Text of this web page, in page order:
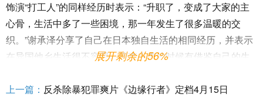
饰演“打工人”的同样经历时表示：“升职了，变成了大家的主
心骨，生活中多了一些困境，那一年发生了很多温暖的交
织。”谢承泽分享了自己在日本独自生活的相同经历，并表示
在异国他乡生活很不容易，演李小李的时候有借鉴自己的生
天现场教学重庆方言，并与牛超一同还原了影片中的互动名
展开剩余的56%
上一篇： 反杀除暴犯罪爽片《边缘行者》定档4月15日